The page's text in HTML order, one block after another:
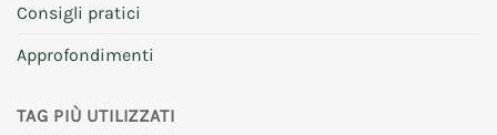
Consigli pratici
Approfondimenti
TAG PIÙ UTILIZZATI